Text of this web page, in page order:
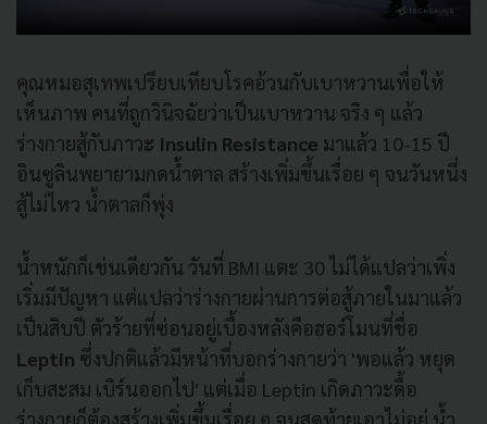
คุณหมอสุเทพเปรียบเทียบโรคอ้วนกับเบาหวานเพื่อให้
เห็นภาพ คนที่ถูกวินิจฉัยว่าเป็นเบาหวาน จริง ๆ แล้ว
ร่างกายสู้กับภาวะ Insulin Resistance มาแล้ว 10-15 ปี
อินซูลินพยายามกดน้ำตาล สร้างเพิ่มขึ้นเรื่อย ๆ จนวันหนึ่ง
สู้ไม่ไหว น้ำตาลก็พุ่ง
น้ำหนักก็เช่นเดียวกัน วันที่ BMI แตะ 30 ไม่ได้แปลว่าเพิ่ง
เริ่มมีปัญหา แต่แปลว่าร่างกายผ่านการต่อสู้ภายในมาแล้ว
เป็นสิบปี ตัวร้ายที่ซ่อนอยู่เบื้องหลังคือฮอร์โมนที่ชื่อ
Leptin ซึ่งปกติแล้วมีหน้าที่บอกร่างกายว่า 'พอแล้ว หยุด
เก็บสะสม เบิร์นออกไป' แต่เมื่อ Leptin เกิดภาวะดื้อ